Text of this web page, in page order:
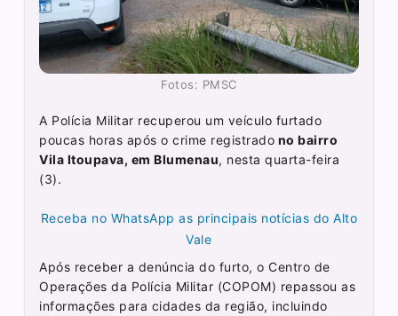
Fotos: PMSC
A Polícia Militar recuperou um veículo furtado
poucas horas após o crime registrado no bairro
Vila Itoupava, em Blumenau, nesta quarta-feira
(3).
Receba no WhatsApp as principais notícias do Alto
Vale
Após receber a denúncia do furto, o Centro de
Operações da Polícia Militar (COPOM) repassou as
informações para cidades da região, incluindo